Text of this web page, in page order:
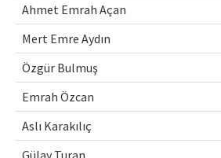
Ahmet Emrah Açan
Mert Emre Aydın
Özgür Bulmuş
Emrah Özcan
Aslı Karakılıç
Gülay Turan